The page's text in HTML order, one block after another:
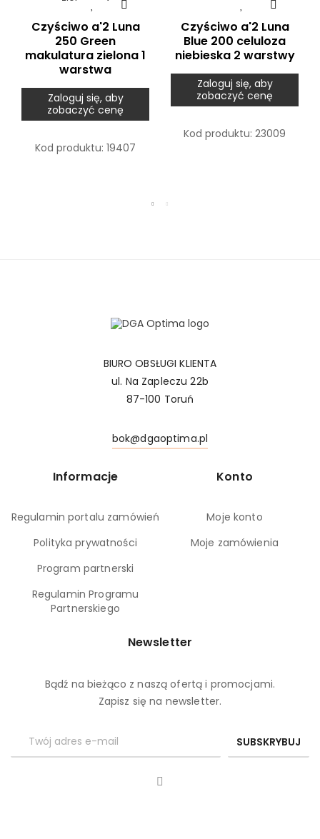
Czyściwo a'2 Luna
250 Green
makulatura zielona 1
warstwa
Zaloguj się, aby
zobaczyć cenę
Kod produktu: 19407
Czyściwo a'2 Luna
Blue 200 celuloza
niebieska 2 warstwy
Zaloguj się, aby
zobaczyć cenę
Kod produktu: 23009
BIURO OBSŁUGI KLIENTA
ul. Na Zapleczu 22b
87-100 Toruń
bok@dgaoptima.pl
Informacje
Regulamin portalu zamówień
Polityka prywatności
Program partnerski
Regulamin Programu
Partnerskiego
Konto
Moje konto
Moje zamówienia
Newsletter
Bądź na bieżąco z naszą ofertą i promocjami.
Zapisz się na newsletter.
SUBSKRYBUJ